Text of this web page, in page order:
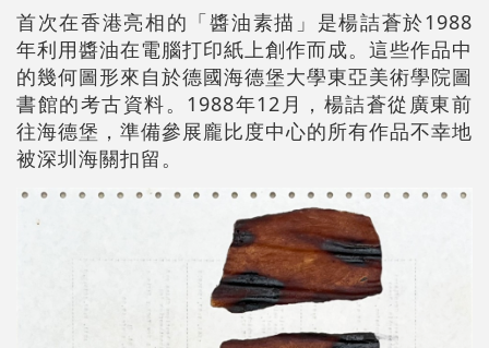
首次在香港亮相的「醬油素描」是楊詰蒼於1988
年利用醬油在電腦打印紙上創作而成。這些作品中
的幾何圖形來自於德國海德堡大學東亞美術學院圖
書館的考古資料。1988年12月，楊詰蒼從廣東前
往海德堡，準備參展龐比度中心的所有作品不幸地
被深圳海關扣留。